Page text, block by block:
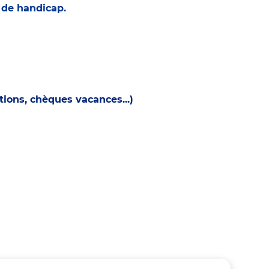
handicap.
chèques vacances...)